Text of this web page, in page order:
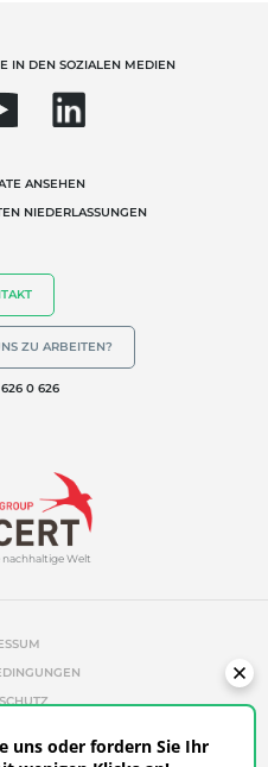
nachhaltige Welt
IN DEN SOZIALEN MEDIEN
ANSEHEN
NIEDERLASSUNGEN
ZU ARBEITEN?
626 0 626
REFERENZEN
uns oder fordern Sie Ihr